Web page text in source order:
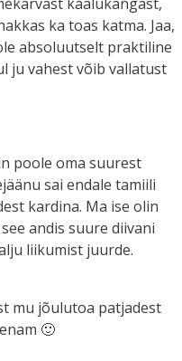
ka toas katma. Jaa,
absoluutselt praktiline
ju vahest võib vallatust
poole oma suurest
sai endale tamiili
kardina. Ma ise olin
andis suure diivani
liikumist juurde.
mu jõulutoa patjadest
🙂